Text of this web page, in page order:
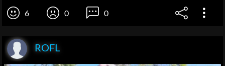
6 0 0
ROFL